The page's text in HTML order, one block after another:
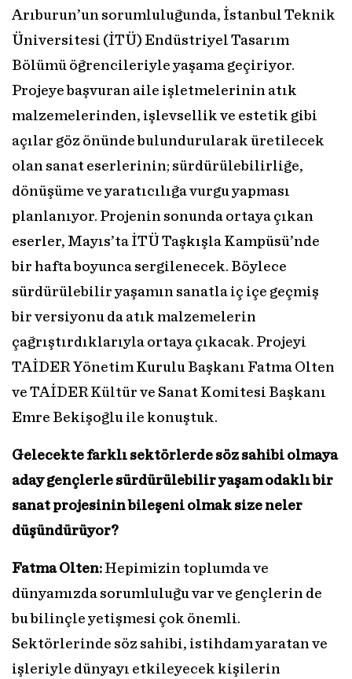
Arıburun’un sorumluluğunda, İstanbul Teknik
Üniversitesi (İTÜ) Endüstriyel Tasarım
Bölümü öğrencileriyle yaşama geçiriyor.
Projeye başvuran aile işletmelerinin atık
malzemelerinden, işlevsellik ve estetik gibi
açılar göz önünde bulundurularak üretilecek
olan sanat eserlerinin; sürdürülebilirliğe,
dönüşüme ve yaratıcılığa vurgu yapması
planlanıyor. Projenin sonunda ortaya çıkan
eserler, Mayıs’ta İTÜ Taşkışla Kampüsü’nde
bir hafta boyunca sergilenecek. Böylece
sürdürülebilir yaşamın sanatla iç içe geçmiş
bir versiyonu da atık malzemelerin
çağrıştırdıklarıyla ortaya çıkacak. Projeyi
TAİDER Yönetim Kurulu Başkanı Fatma Olten
ve TAİDER Kültür ve Sanat Komitesi Başkanı
Emre Bekişoğlu ile konuştuk.
Gelecekte farklı sektörlerde söz sahibi olmaya
aday gençlerle sürdürülebilir yaşam odaklı bir
sanat projesinin bileşeni olmak size neler
düşündürüyor?
Fatma Olten: Hepimizin toplumda ve
dünyamızda sorumluluğu var ve gençlerin de
bu bilinçle yetişmesi çok önemli.
Sektörlerinde söz sahibi, istihdam yaratan ve
işleriyle dünyayı etkileyecek kişilerin